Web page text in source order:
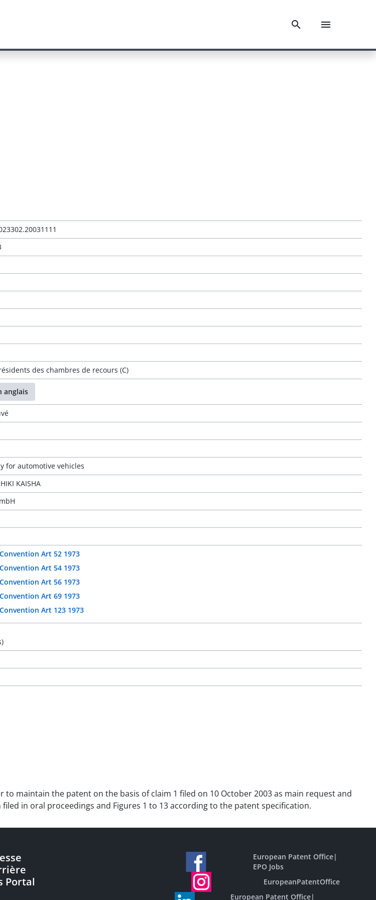
des chambres de recours (C)
anglais
for automotive vehicles
KAISHA
Art 52 1973
Art 54 1973
Art 56 1973
Art 69 1973
Art 123 1973
maintain the patent on the basis of claim 1 filed on 10 October 2003 as main request and
in oral proceedings and Figures 1 to 13 according to the patent specification.
Portal
European Patent Office|
EPO Jobs
EuropeanPatentOffice
European Patent Office|